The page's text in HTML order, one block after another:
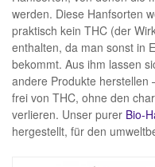
werden. Diese Hanfsorten
praktisch kein THC (der
enthalten, da man sonst in
bekommt. Aus ihm lassen
andere Produkte herstellen
frei von THC, ohne den
verlieren. Unser purer Bio-
hergestellt, für den